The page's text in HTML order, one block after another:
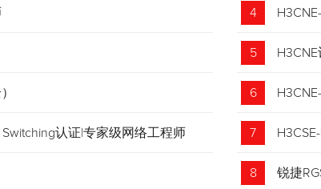
认证|专家级网络工程师
4
5
6
7
8 锐捷